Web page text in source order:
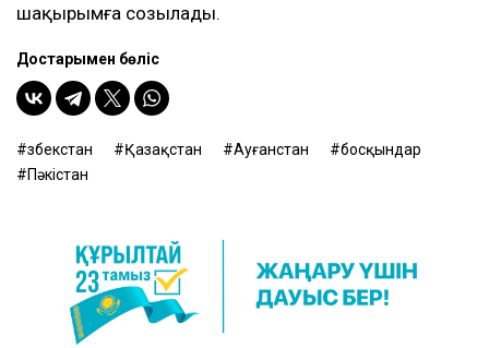
шақырымға созылады.
Достарыңмен бөліс
Өзбекстан Қазақстан Ауғанстан
босқындар
Пәкістан